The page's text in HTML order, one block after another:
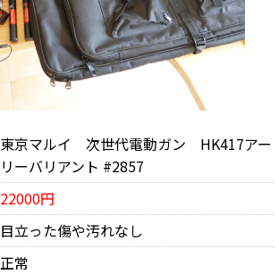
東京マルイ 次世代電動ガン HK417アー
リーバリアント #2857
22000円
目立った傷や汚れなし
正常